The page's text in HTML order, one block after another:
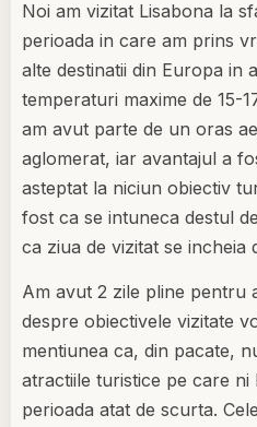
Noi am vizitat Lisabona la
perioada in care am prins
alte destinatii din Europa in
temperaturi maxime de 15-
am avut parte de un oras
aglomerat, iar avantajul a
asteptat la niciun obiectiv
fost ca se intuneca destul
ca ziua de vizitat se incheia
Am avut 2 zile pline pentru
despre obiectivele vizitate
mentiunea ca, din pacate,
atractiile turistice pe care
perioada atat de scurta.